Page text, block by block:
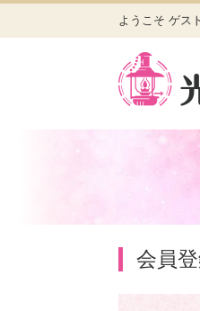
ようこそ ゲス
会員